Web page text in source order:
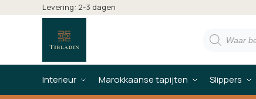
Levering: 2-3 dagen
Interieur Marokkaanse tapijten Slippers